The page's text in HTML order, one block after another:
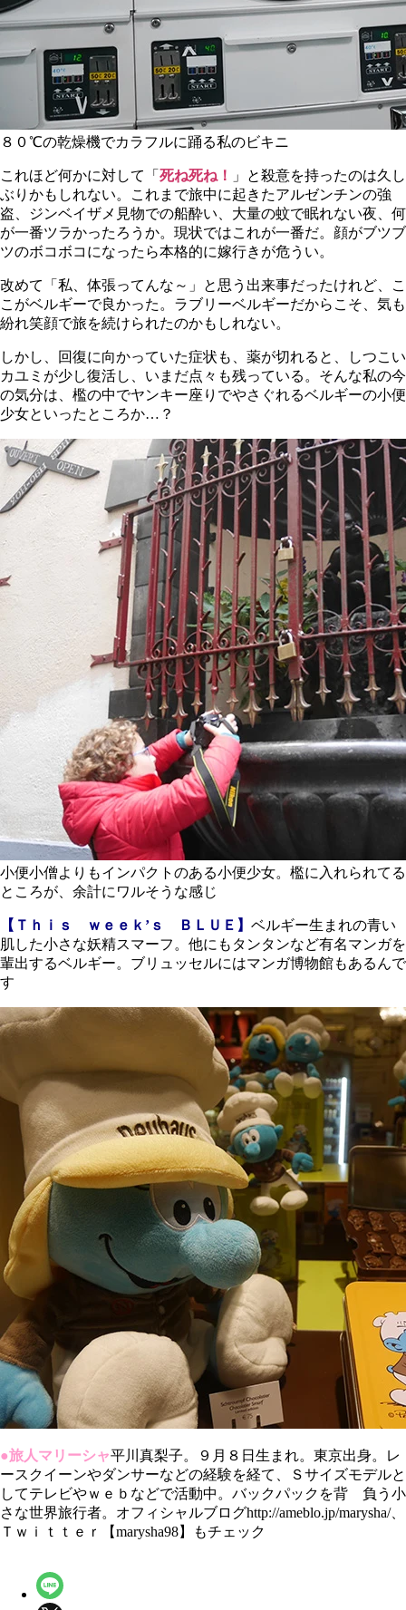
８０℃の乾燥機でカラフルに踊る私のビキニ
これほど何かに対して「 死ね死ね！
」と殺意を持ったのは久し
ぶりかもしれない。これまで旅中に起きたアルゼンチンの強
盗、ジンベイザメ見物での船酔い、大量の蚊で眠れない夜、何
が一番ツラかったろうか。現状ではこれが一番だ。顔がブツブ
ツのボコボコになったら本格的に嫁行きが危うい。
改めて「私、体張ってんな～」と思う出来事だったけれど、こ
こがベルギーで良かった。ラブリーベルギーだからこそ、気も
紛れ笑顔で旅を続けられたのかもしれない。
しかし、回復に向かっていた症状も、薬が切れると、しつこい
カユミが少し復活し、いまだ点々も残っている。そんな私の今
の気分は、檻の中でヤンキー座りでやさぐれるベルギーの小便
少女といったところか…？
小便小僧よりもインパクトのある小便少女。檻に入れられてる
ところが、余計にワルそうな感じ
【Ｔｈｉｓ ｗｅｅｋ’ｓ ＢＬＵＥ】 ベルギー生まれの青い
肌した小さな妖精スマーフ。他にもタンタンなど有名マンガを
輩出するベルギー。ブリュッセルにはマンガ博物館もあるんで
す
●旅人マリーシャ平川真梨子。９月８日生まれ。東京出身。レ
ースクイーンやダンサーなどの経験を経て、Ｓサイズモデルと
してテレビやｗｅｂなどで活動中。バックパックを背 負う小
さな世界旅行者。オフィシャルブログhttp://ameblo.jp/marysha/、
Ｔｗｉｔｔｅｒ【marysha98】もチェック